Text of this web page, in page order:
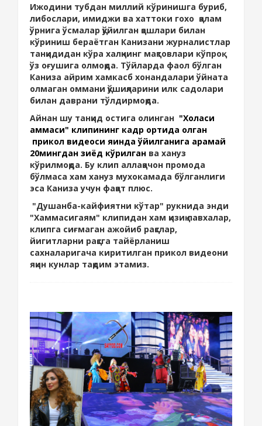
Ижодини тубдан миллий кўринишга буриб,
либослари, имиджи ва хаттоки гохо қалам
ўрнига ўсмалар қўйилган қошлари билан
кўриниш бераётган Канизани журналистлар
танқидидан кўра халқнинг мақтовлари кўпроқ
ўз оғушига олмоқда. Тўйларда фаол бўлган
Каниза айрим хамкасб хонандалари ўйната
олмаган оммани қўшиқларини илк садолари
билан даврани тўлдирмоқда.
Айнан шу танқид остига олинган "Холаси
аммаси" клипининг кадр ортида қолган
прикол видеоси яқинда қўйилганига қарамай
20мингдан зиёд кўрилган ва хануз
кўрилмоқда. Бу клип аллақачон промода
бўлмаса хам хануз мухокамада бўлганлиги
эса Каниза учун фақат плюс.
"Душанба-кайфиятни кўтар" рукнида энди
"Хаммасигаям" клипидан хам қизиқ лавхалар,
клипга сиғмаган ажойиб рақслар,
йигитларни рақсга тайёрланиш
сахналаригача киритилган прикол видеони
яқин кунлар тақдим этамиз.